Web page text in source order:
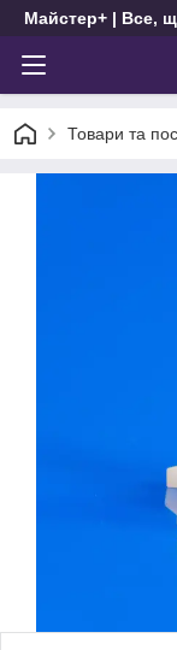
Майстер+ | Все,
Товари та